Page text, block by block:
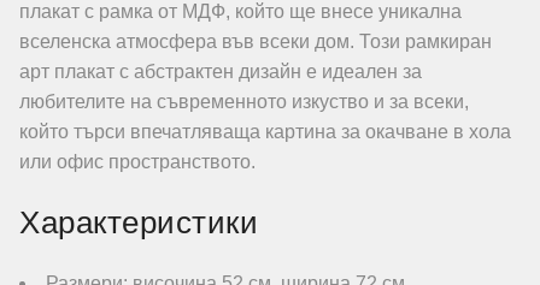
плакат с рамка от МДФ, който ще внесе уникална
вселенска атмосфера във всеки дом. Този рамкиран
арт плакат с абстрактен дизайн е идеален за
любителите на съвременното изкуство и за всеки,
който търси впечатляваща картина за окачване в хола
или офис пространството.
Характеристики